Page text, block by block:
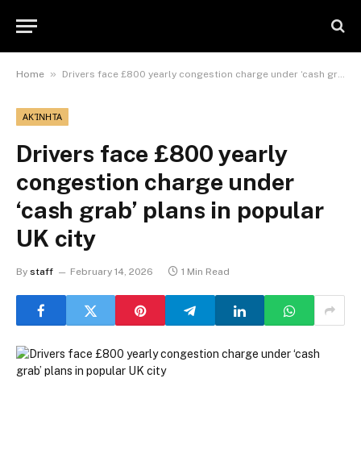
Home » Drivers face £800 yearly congestion charge under ‘cash grab’ plans in popular UK city
ΑΚΊΝΗΤΑ
Drivers face £800 yearly
congestion charge under
‘cash grab’ plans in popular
UK city
By staff February 14, 2026 1 Min Read